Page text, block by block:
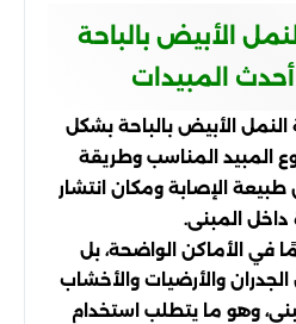
الأبيض بالباحة
المبيدات
الأبيض بالباحة بشكل
المبيد المناسب وطريقة
الإصابة ومكان انتشار
داخل المبنى.
في الأماكن الواضحة، بل
والأرضيات والأخشاب
وهو ما يتطلب استخدام